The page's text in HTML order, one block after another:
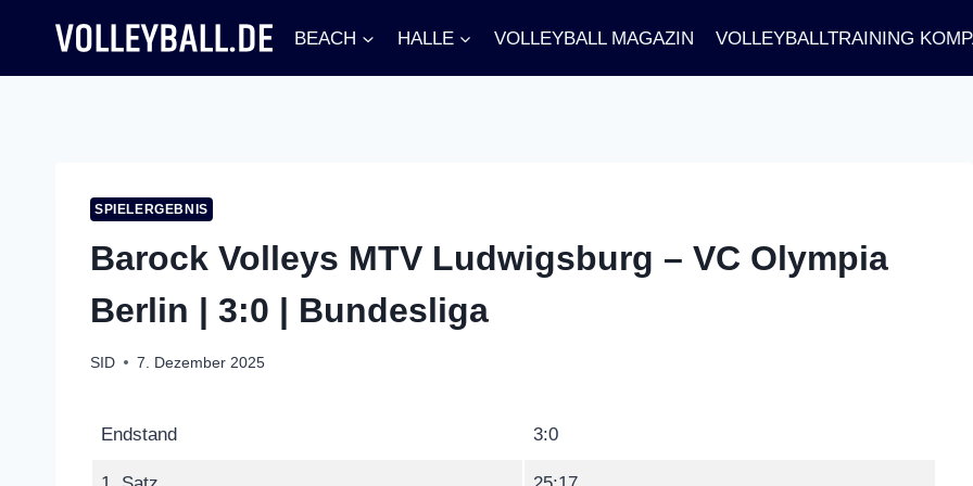
springen
BEACH HALLE VOLLEYBALL MAGAZIN VOLLEYBALLTRAINING
SPIELERGEBNIS
Barock Volleys MTV Ludwigsburg – VC Olympia
Berlin | 3:0 | Bundesliga
SID 7. Dezember 2025
Endstand 3:0